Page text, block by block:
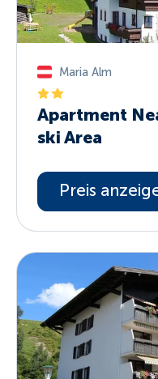
Maria Alm
Apartment
ski Area
Preis